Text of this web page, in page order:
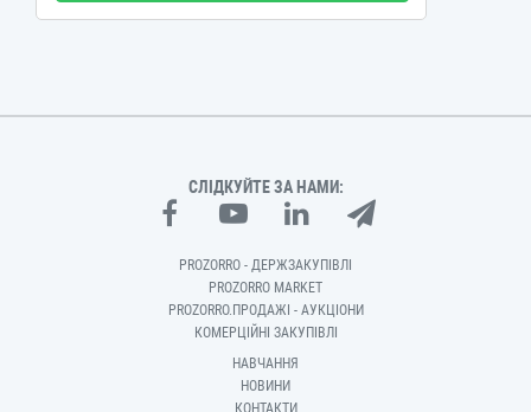
СЛІДКУЙТЕ ЗА НАМИ:
PROZORRO - ДЕРЖЗАКУПІВЛІ
PROZORRO MARKET
PROZORRO.ПРОДАЖІ - АУКЦІОНИ
КОМЕРЦІЙНІ ЗАКУПІВЛІ
НАВЧАННЯ
НОВИНИ
КОНТАКТИ